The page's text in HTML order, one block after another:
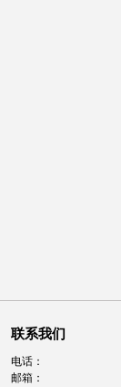
联系我们
电话：
邮箱：